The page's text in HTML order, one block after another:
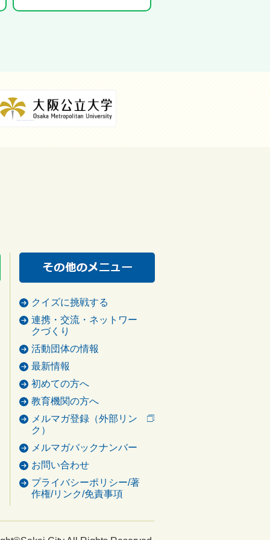
クイズに挑戦する
連携・交流・ネットワー
クづくり
活動団体の情報
最新情報
初めての方へ
教育機関の方へ
メルマガ登録（外部リン
ク）
メルマガバックナンバー
お問い合わせ
プライバシーポリシー/著
作権/リンク/免責事項